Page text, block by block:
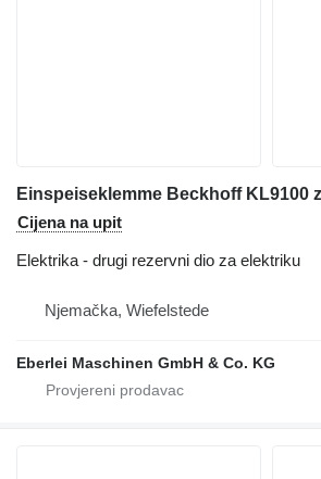
Cijena na upit
Elektrika - drugi rezervni dio za elektriku
Njemačka, Wiefelstede
Eberlei Maschinen GmbH & Co. KG